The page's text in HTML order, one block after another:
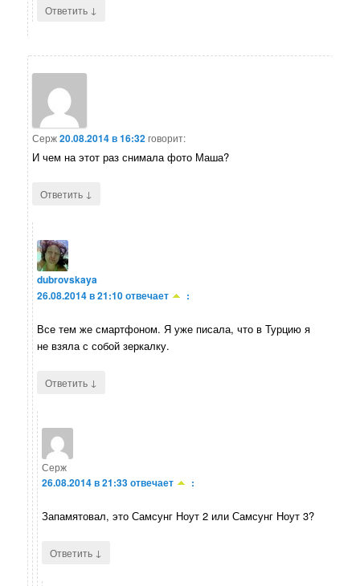
Ответить ↓
Серж20.08.2014 в 16:32говорит:
И чем на этот раз снимала фото Маша?
Ответить ↓
dubrovskaya
26.08.2014 в 21:10отвечает :
Все тем же смартфоном. Я уже писала, что в Турцию я
не взяла с собой зеркалку.
Ответить ↓
Серж
26.08.2014 в 21:33отвечает :
Запамятовал, это Самсунг Ноут 2 или Самсунг Ноут 3?
Ответить ↓